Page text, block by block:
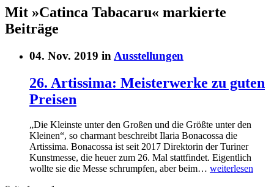
Mit »Catinca Tabacaru« markierte
Beiträge
04. Nov. 2019 in Ausstellungen
26. Artissima: Meisterwerke zu guten
Preisen
„Die Kleinste unter den Großen und die Größte unter den
Kleinen“, so charmant beschreibt Ilaria Bonacossa die
Artissima. Bonacossa ist seit 2017 Direktorin der Turiner
Kunstmesse, die heuer zum 26. Mal stattfindet. Eigentlich
wollte sie die Messe schrumpfen, aber beim… weiterlesen